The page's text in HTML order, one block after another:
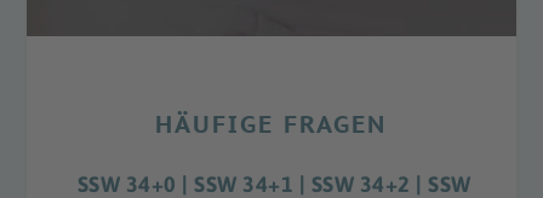
HÄUFIGE FRAGEN
SSW 34+0 | SSW 34+1 | SSW 34+2 | SSW